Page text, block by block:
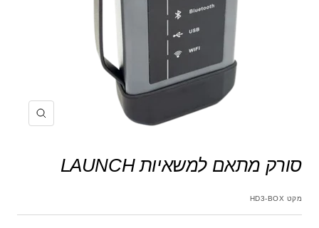
הקרב
סורק מתאם למשאיות LAUNCH
מקט HD3-BOX